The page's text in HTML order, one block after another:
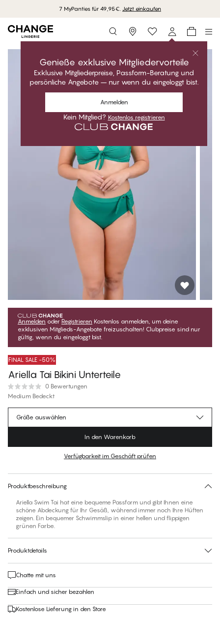
7 MyPanties für 49,95€. Jetzt einkaufen
Storefinder
Genieße exklusive Mitgliedervorteile
Exklusive Mitgliederpreise, Passform-Beratung und
persönliche Angebote – nur wenn du eingeloggt bist.
Anmelden
Kein Mitglied? Kostenlos registrieren
Anmelden oder Registrieren Kostenlos anmelden, um deine
exklusiven Mitglieds-Angebote freizuschalten! Clubpreise sind nur
gültig, wenn du eingeloggt bist.
FINAL SALE -50%
Ariella Tai Bikini Unterteile
0 Bewertungen
Medium Bedeckt
€37.95Regulärer Preis
Für diesen Artikel gibt es keine empfohlene Größe
Größe auswählen
In den Warenkorb
Verfügbarkeit im Geschäft prüfen
Produktbeschreibung
Ariella Swim Tai hat eine bequeme Passform und gibt Ihnen eine
schöne Abdeckung für Ihr Gesäß, während immer noch Ihre Hüften
zeigen. Ein bequemer Schwimmslip in einer hellen und flippigen
grünen Farbe.
Produktdetails
Chatte mit uns
Einfach und sicher bezahlen
Kostenlose Lieferung in den Store